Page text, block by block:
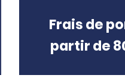
Frais de
partir de